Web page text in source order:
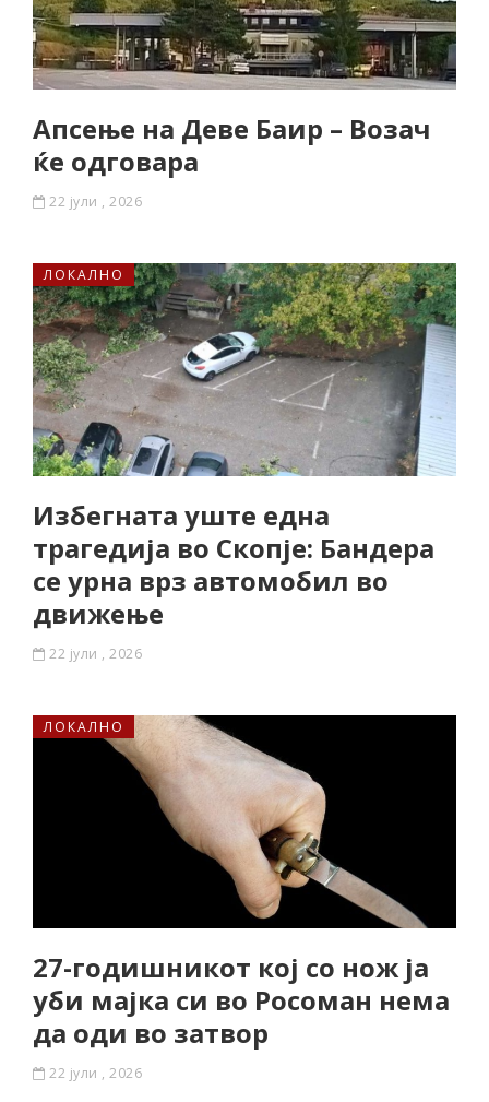
Апсење на Деве Баир – Возач
ќе одговара
22 јули , 2026
ЛОКАЛНО
Избегната уште една
трагедија во Скопје: Бандера
се урна врз автомобил во
движење
22 јули , 2026
ЛОКАЛНО
27-годишникот кој со нож ја
уби мајка си во Росоман нема
да оди во затвор
22 јули , 2026